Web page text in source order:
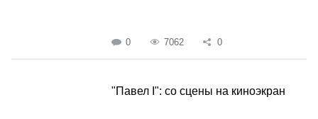
0 7062 0
"Павел I": со сцены на киноэкран